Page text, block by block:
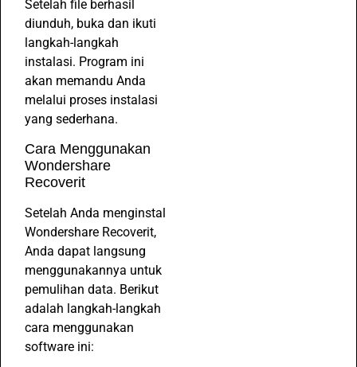
Setelah file berhasil
diunduh, buka dan ikuti
langkah-langkah
instalasi. Program ini
akan memandu Anda
melalui proses instalasi
yang sederhana.
Cara Menggunakan
Wondershare
Recoverit
Setelah Anda menginstal
Wondershare Recoverit,
Anda dapat langsung
menggunakannya untuk
pemulihan data. Berikut
adalah langkah-langkah
cara menggunakan
software ini: